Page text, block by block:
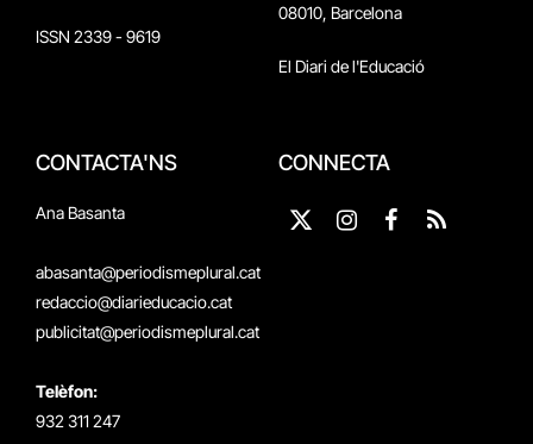
ISSN 2339 - 9619
08010, Barcelona
El Diari de l'Educació
CONTACTA'NS
Ana Basanta
abasanta@periodismeplural.cat
redaccio@diarieducacio.cat
publicitat@periodismeplural.cat
Telèfon:
932 311 247
CONNECTA
X
Instagram
Facebook
RSS